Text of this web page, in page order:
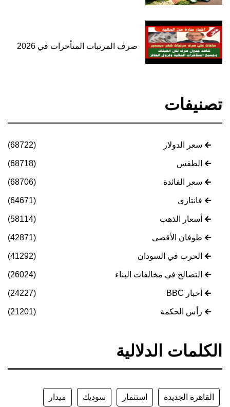
صرف المرتبات المتأخرات في 2026
تصنيفات
سعر الدولار (68722)
الطقس (68718)
سعر الفائدة (68706)
فانتازي (64671)
أسعار الذهب (58114)
طوفان الأقصى (42871)
الحرب في السودان (41292)
التصالح في مخالفات البناء (26024)
أخبار BBC (24227)
رأس الحكمة (21201)
الكلمات الدلالية
القاهرة الجديدة استثمار سوديك ميدار